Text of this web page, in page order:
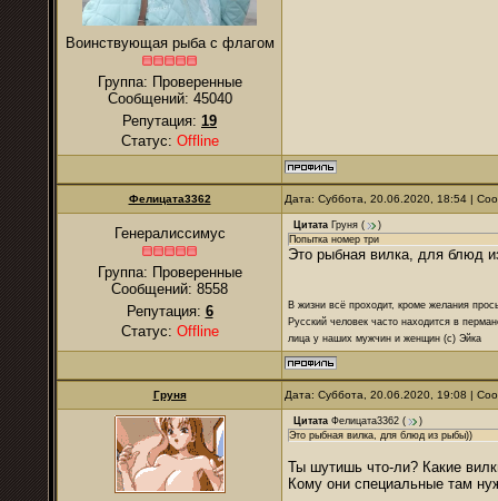
Воинствующая рыба с флагом
Группа: Проверенные
Сообщений: 45040
Репутация: 19
Статус: Offline
Фелицата3362 Дата: Суббота, 20.06.2020, 18:54 |
Генералиссимус
Группа: Проверенные
Сообщений: 8558
Репутация: 6
Статус: Offline
Цитата Груня (
)
Попытка номер три
Это рыбная вилка, для блюд
В жизни всё проходит, кроме желания
Русский человек часто находится в
лица у наших мужчин и женщин (с) Эйка
Груня Дата: Суббота, 20.06.2020, 19:08 |
Цитата Фелицата3362 (
)
Это рыбная вилка, для блюд из рыбы))
Ты шутишь что-ли? Какие
Кому они специальные там